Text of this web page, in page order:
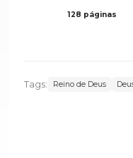
128 páginas
Tags: Reino de Deus